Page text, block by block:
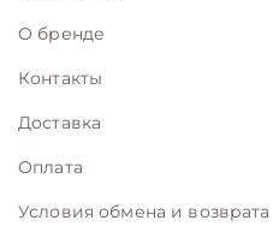
О бренде
Контакты
Доставка
Оплата
Условия обмена и возврата